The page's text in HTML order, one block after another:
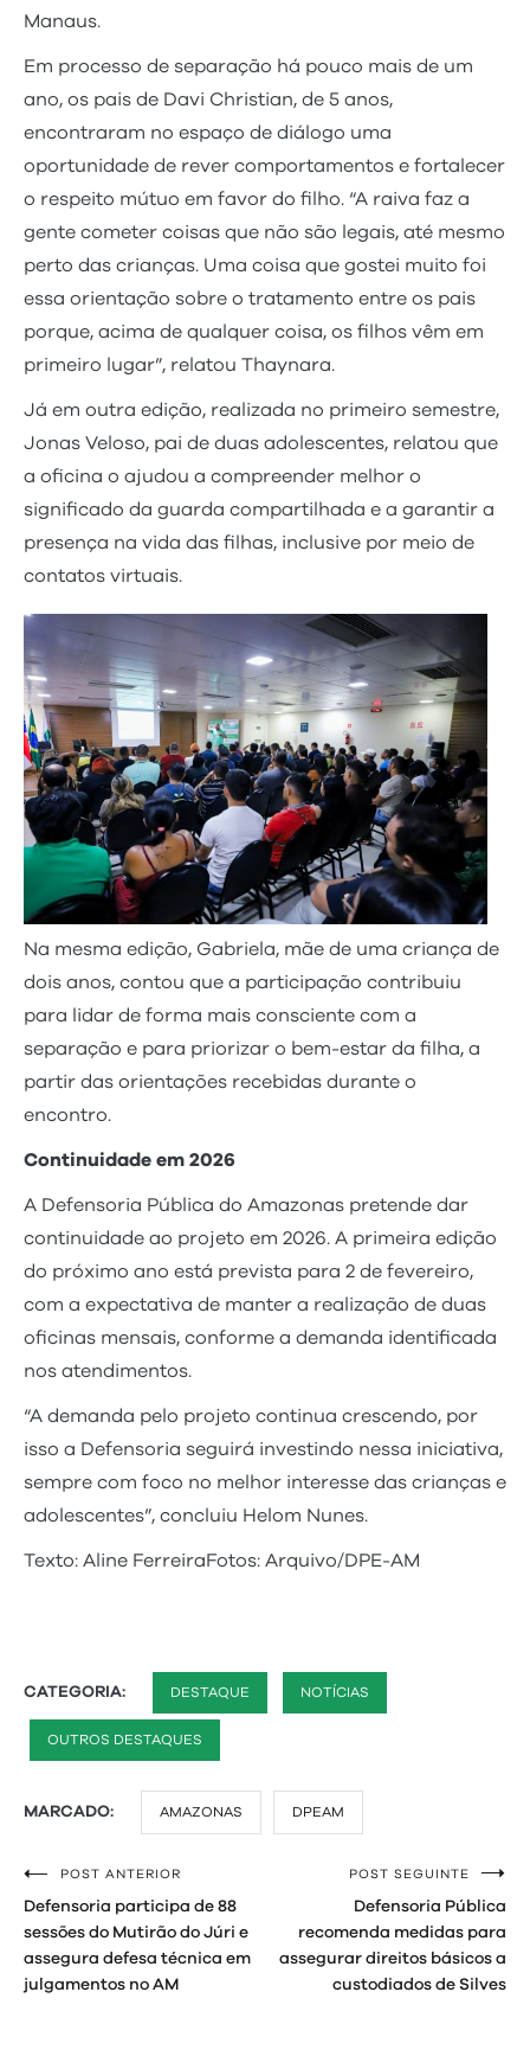
Manaus.
Em processo de separação há pouco mais de um
ano, os pais de Davi Christian, de 5 anos,
encontraram no espaço de diálogo uma
oportunidade de rever comportamentos e fortalecer
o respeito mútuo em favor do filho. “A raiva faz a
gente cometer coisas que não são legais, até mesmo
perto das crianças. Uma coisa que gostei muito foi
essa orientação sobre o tratamento entre os pais
porque, acima de qualquer coisa, os filhos vêm em
primeiro lugar”, relatou Thaynara.
Já em outra edição, realizada no primeiro semestre,
Jonas Veloso, pai de duas adolescentes, relatou que
a oficina o ajudou a compreender melhor o
significado da guarda compartilhada e a garantir a
presença na vida das filhas, inclusive por meio de
contatos virtuais.
Na mesma edição, Gabriela, mãe de uma criança de
dois anos, contou que a participação contribuiu
para lidar de forma mais consciente com a
separação e para priorizar o bem-estar da filha, a
partir das orientações recebidas durante o
encontro.
Continuidade em 2026
A Defensoria Pública do Amazonas pretende dar
continuidade ao projeto em 2026. A primeira edição
do próximo ano está prevista para 2 de fevereiro,
com a expectativa de manter a realização de duas
oficinas mensais, conforme a demanda identificada
nos atendimentos.
“A demanda pelo projeto continua crescendo, por
isso a Defensoria seguirá investindo nessa iniciativa,
sempre com foco no melhor interesse das crianças e
adolescentes”, concluiu Helom Nunes.
Texto: Aline FerreiraFotos: Arquivo/DPE-AM
CATEGORIA: DESTAQUE NOTÍCIAS
OUTROS DESTAQUES
MARCADO: AMAZONAS DPEAM
Navegação
de
Post
POST ANTERIOR
Defensoria participa de 88
sessões do Mutirão do Júri e
assegura defesa técnica em
julgamentos no AM
POST SEGUINTE
Defensoria Pública
recomenda medidas para
assegurar direitos básicos a
custodiados de Silves